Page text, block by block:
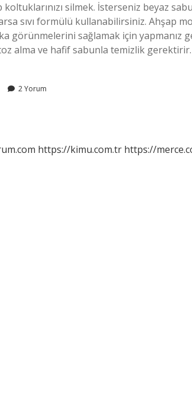
silmek. İsterseniz beyaz
sıvı formülü kullanabilirsiniz. Ahşap
görünmelerini sağlamak için yapmanız
toz alma ve hafif sabunla temizlik
2 Yorum
https://kimu.com.tr https://